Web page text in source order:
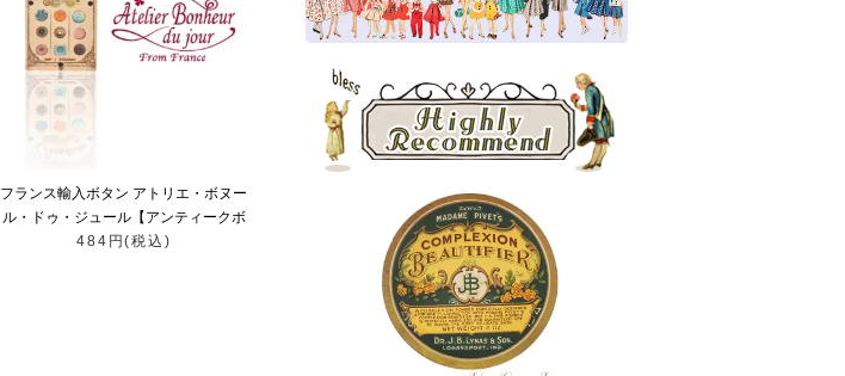
フランス輸入ボタン アトリエ・ボヌー
ル・ドゥ・ジュール【アンティークボ
タンシート】
484円(税込)